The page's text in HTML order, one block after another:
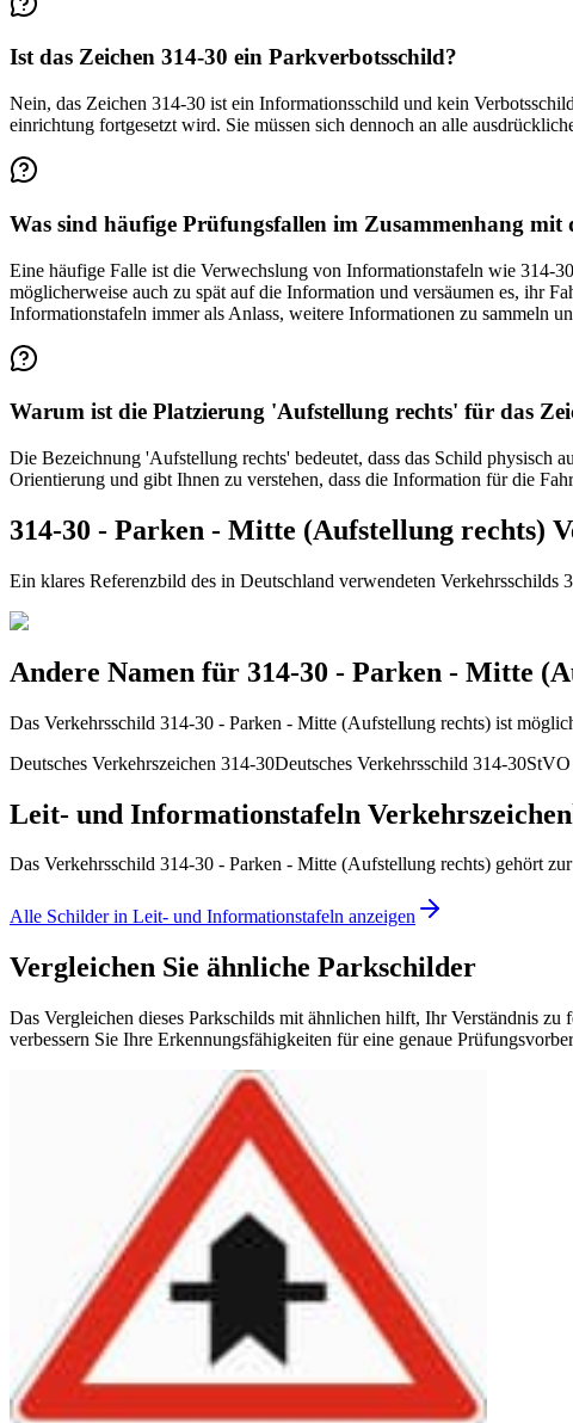
Ist das Zeichen 314-30 ein Parkverbotsschild?
Nein, das Zeichen 314-30 ist ein Informationsschild und kein
einrichtung fortgesetzt wird. Sie müssen sich dennoch an alle
Was sind häufige Prüfungsfallen im Zusammenhang mit
Eine häufige Falle ist die Verwechslung von Informationstafeln wie 314-
möglicherweise auch zu spät auf die Information und versäumen es, ihr
Informationstafeln immer als Anlass, weitere Informationen zu sammeln
Warum ist die Platzierung 'Aufstellung rechts' für das
Die Bezeichnung 'Aufstellung rechts' bedeutet, dass das Schild physisch
Orientierung und gibt Ihnen zu verstehen, dass die Information für die
314-30 - Parken - Mitte (Aufstellung rechts)
Ein klares Referenzbild des in Deutschland verwendeten
Andere Namen für 314-30 - Parken - Mitte
Das Verkehrsschild 314-30 - Parken - Mitte (Aufstellung rechts) ist
Deutsches Verkehrszeichen 314-30Deutsches Verkehrsschild 314-30
Leit- und Informationstafeln
Das Verkehrsschild 314-30 - Parken - Mitte (Aufstellung rechts) gehört
Alle Schilder in Leit- und Informationstafeln anzeigen
Vergleichen Sie ähnliche Parkschilder
Das Vergleichen dieses Parkschilds mit ähnlichen hilft, Ihr Verständnis
verbessern Sie Ihre Erkennungsfähigkeiten für eine genaue